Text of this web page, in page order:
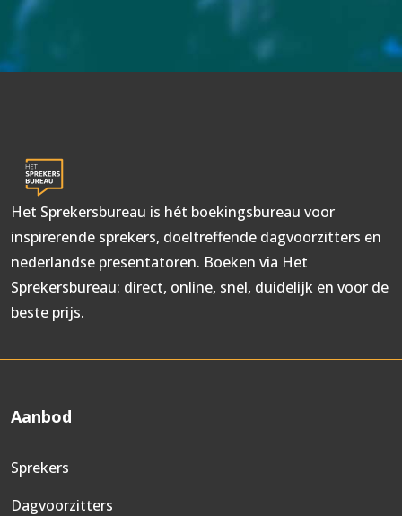
Het Sprekersbureau is hét boekingsbureau voor
inspirerende sprekers, doeltreffende dagvoorzitters en
nederlandse presentatoren. Boeken via Het
Sprekersbureau: direct, online, snel, duidelijk en voor de
beste prijs.
Aanbod
Sprekers
Dagvoorzitters